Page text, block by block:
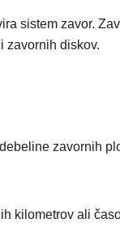
sistem zavor.
zavornih diskov.
zavornih
kilometrov ali